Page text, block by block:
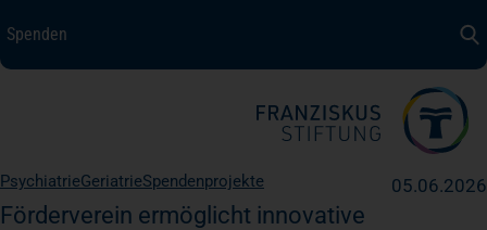
Spenden
Spenden
Medizin + Pflege
PsychiatrieGeriatrieSpendenprojekte 05.06.2026
Förderverein ermöglicht innovative